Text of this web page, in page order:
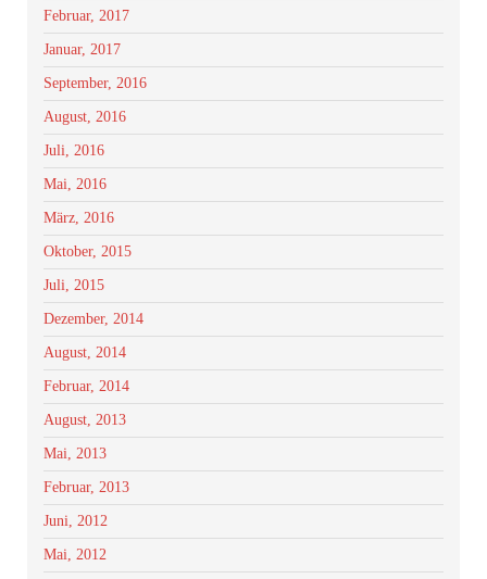
Februar, 2017
Januar, 2017
September, 2016
August, 2016
Juli, 2016
Mai, 2016
März, 2016
Oktober, 2015
Juli, 2015
Dezember, 2014
August, 2014
Februar, 2014
August, 2013
Mai, 2013
Februar, 2013
Juni, 2012
Mai, 2012